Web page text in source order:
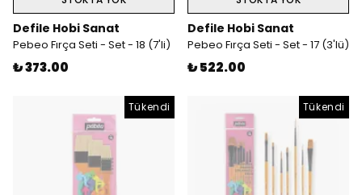
Defile Hobi Sanat
Pebeo Fırça Seti - Set - 18 (7'li)
₺ 373.00
Defile Hobi Sanat
Pebeo Fırça Seti - Set - 17 (3'lü)
₺ 522.00
Tükendi Tükendi